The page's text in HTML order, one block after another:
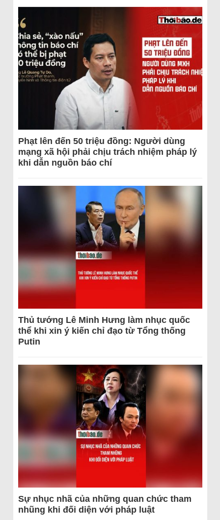
Phạt lên đến 50 triệu đồng: Người dùng
mạng xã hội phải chịu trách nhiệm pháp lý
khi dẫn nguồn báo chí
Thủ tướng Lê Minh Hưng làm nhục quốc
thể khi xin ý kiến chỉ đạo từ Tổng thống
Putin
Sự nhục nhã của những quan chức tham
nhũng khi đối diện với pháp luật